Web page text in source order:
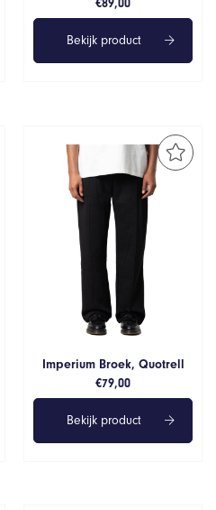
€89,00
Bekijk product
Imperium Broek, Quotrell
€79,00
Bekijk product